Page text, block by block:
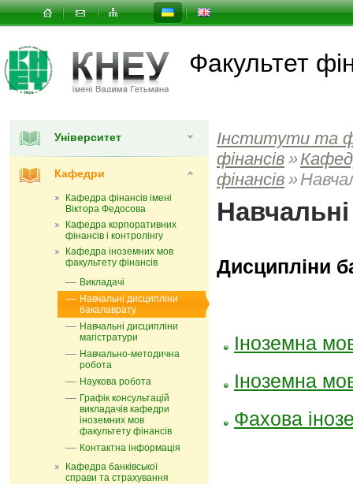
Факультет
Університет
Кафедри
Кафедра фінансів імені
Віктора Федосова
Кафедра корпоративних
фінансів і контролінгу
Кафедра іноземних мов
факультету фінансів
Викладачі
Навчальні дисципліни
бакалаврату
Навчальні дисципліни
магістратури
Навчально-методична
робота
Наукова робота
Графік консультацій
викладачів кафедри
іноземних мов
факультету фінансів
Контактна інформація
Кафедра банківської
справи та страхування
Інститути та
фінансів »
фінансів »
Дисципліни
Іноземна
Іноземна
Фахова